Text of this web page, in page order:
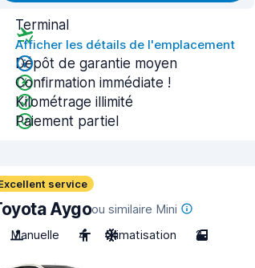
Terminal
Afficher les détails de l'emplacement
Dépôt de garantie moyen
Confirmation immédiate !
Kilométrage illimité
Paiement partiel
service
Aygoou similaire Mini
Manuelle
4 Climatisation 2